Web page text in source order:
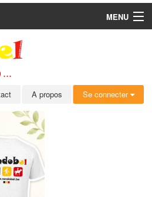
MENU
...
A propos Se connecter